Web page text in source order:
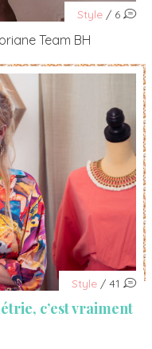
Style / 6
Team BH
Style / 41
c’est vraiment